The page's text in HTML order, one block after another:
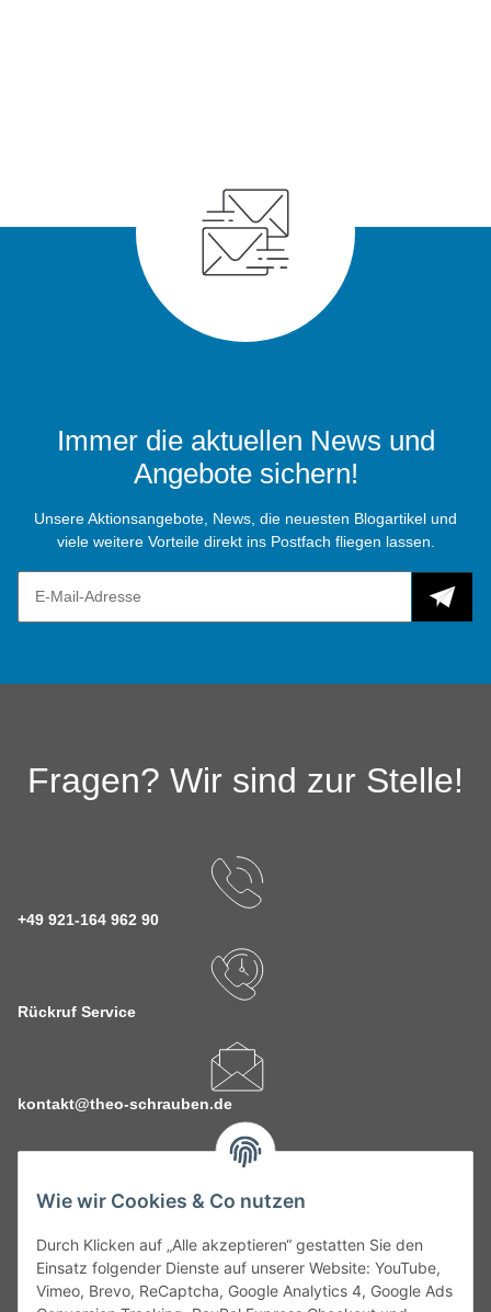
Wie wir Cookies & Co nutzen
Durch Klicken auf „Alle akzeptieren“ gestatten Sie den
Einsatz folgender Dienste auf unserer Website: YouTube,
Vimeo, Brevo, ReCaptcha, Google Analytics 4, Google Ads
Immer die aktuellen News und
Angebote sichern!
Unsere Aktionsangebote, News, die neuesten Blogartikel und
viele weitere Vorteile direkt ins Postfach fliegen lassen.
Fragen? Wir sind zur Stelle!
+49 921-164 962 90
Rückruf Service
kontakt@theo-schrauben.de
Service